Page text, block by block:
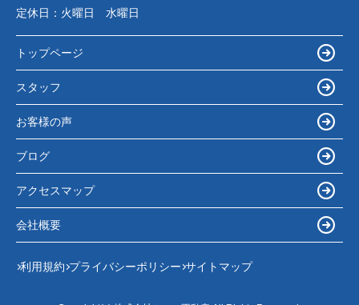
定休日： 火曜日 水曜日
トップページ
スタッフ
お客様の声
ブログ
アクセスマップ
会社概要
利用規約 プライバシーポリシー サイトマップ